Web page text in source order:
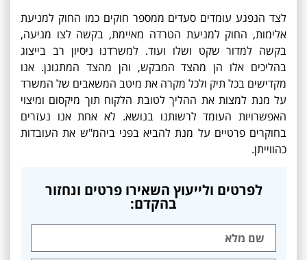
לצד הנפגע עומדים סעדים ממספר חוקים כמו החוק למניעת
אלימות, החוק למניעת הטרדה מאיימת, בקשה לצו מניעה,
בקשה למדור שקט ושלו ועוד. למשרדנו ניסיון רב בייצוג
בהליכים אלו הן מהצד המבקש, והן מהצד המתגונן. אנו
מקדישים בכל תיק ולכל מקרה את מיטב המשאבים של המשרד
על מנת למצות את ההליך לטובת הלקוח תוך מיקסום ומיצוי
האפשרויות העומד לרשותנו בנושא. לא אחת אנו נעזרים
בחוקרים פרטיים על מנת להביא בפני ביהמ"ש את העובדות
כהווייתן.
לפרטים ולייעוץ השאירו פרטים ונחזור
בהקדם: